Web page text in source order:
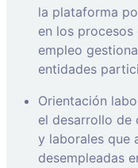
la plataforma
en los
empleo
entidades
Orientación
el desarrollo de
y laborales que
desempleadas